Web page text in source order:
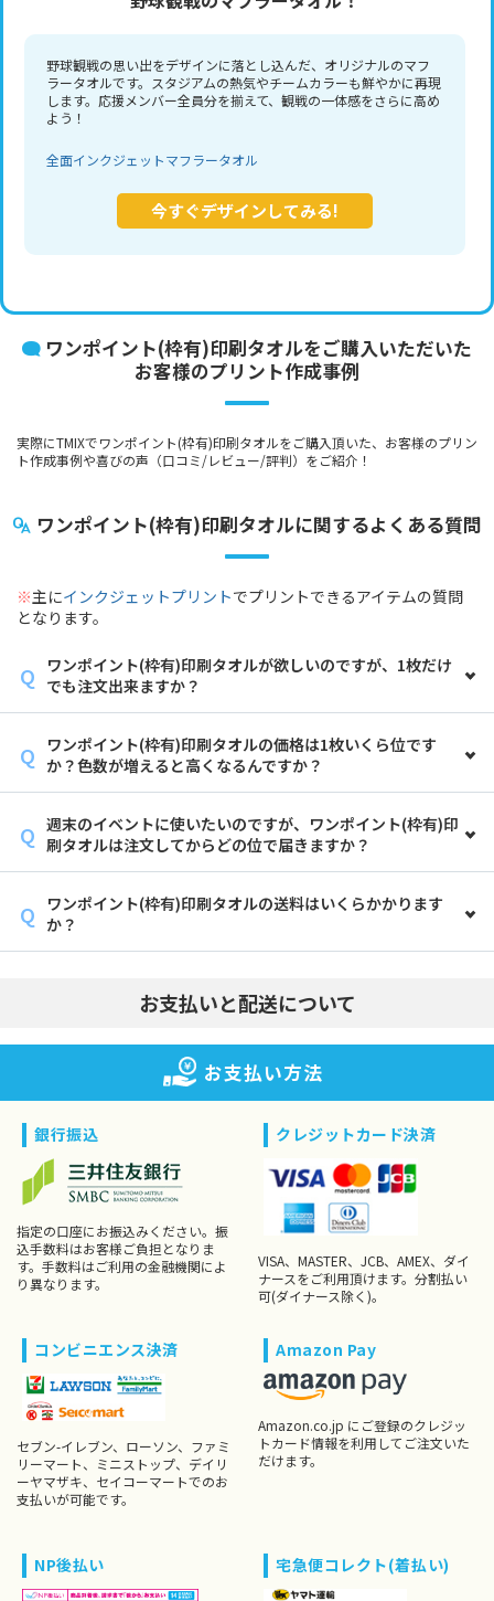
野球観戦の思い出をデザインに落とし込んだ、オリジナルのマフ
ラータオルです。スタジアムの熱気やチームカラーも鮮やかに再現
します。応援メンバー全員分を揃えて、観戦の一体感をさらに高め
よう！
全面インクジェットマフラータオル
今すぐデザインしてみる!
ワンポイント(枠有)印刷タオルをご購入いただいた
お客様のプリント作成事例
実際にTMIXでワンポイント(枠有)印刷タオルをご購入頂いた、お客様のプリン
ト作成事例や喜びの声（口コミ/レビュー/評判）をご紹介！
ワンポイント(枠有)印刷タオルに関するよくある質問
※主にインクジェットプリントでプリントできるアイテムの質問
となります。
ワンポイント(枠有)印刷タオルが欲しいのですが、1枚だけ
でも注文出来ますか？
ワンポイント(枠有)印刷タオルの価格は1枚いくら位です
か？色数が増えると高くなるんですか？
週末のイベントに使いたいのですが、ワンポイント(枠有)印
刷タオルは注文してからどの位で届きますか？
ワンポイント(枠有)印刷タオルの送料はいくらかかります
か？
お支払いと配送について
お支払い方法
銀行振込
指定の口座にお振込みください。振
込手数料はお客様ご負担となりま
す。手数料はご利用の金融機関によ
り異なります。
クレジットカード決済
VISA、MASTER、JCB、AMEX、ダイ
ナースをご利用頂けます。分割払い
可(ダイナース除く)。
コンビニエンス決済
セブン-イレブン、ローソン、ファミ
リーマート、ミニストップ、デイリ
ーヤマザキ、セイコーマートでのお
支払いが可能です。
Amazon Pay
Amazon.co.jp にご登録のクレジッ
トカード情報を利用してご注文いた
だけます。
NP後払い 宅急便コレクト(着払い)